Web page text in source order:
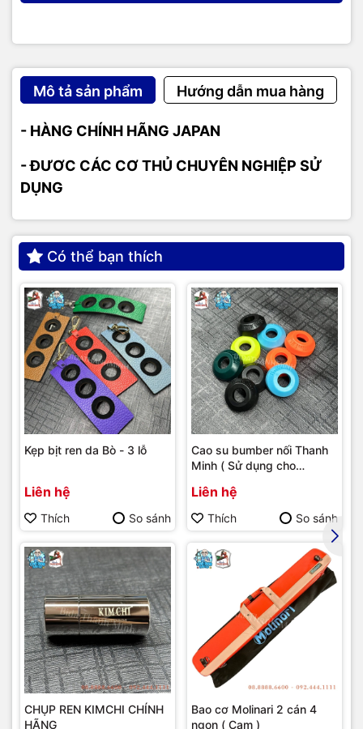
Mô tả sản phẩm Hướng dẫn mua hàng
- HÀNG CHÍNH HÃNG JAPAN
- ĐƯƠC CÁC CƠ THỦ CHUYÊN NGHIỆP SỬ
DỤNG
Có thể bạn thích
Kẹp bịt ren da Bò - 3 lỗ
Liên hệ
Thích So sánh
Cao su bumber nối Thanh
Minh ( Sử dụng cho
Liên hệ
Thích So sánh
CHỤP REN KIMCHI CHÍNH
HÃNG
Bao cơ Molinari 2 cán 4
ngọn ( Cam )